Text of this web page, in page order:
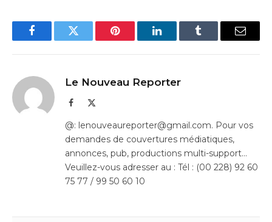
FacebookTwitter Pinterest LinkedInTumblr Email
Le Nouveau Reporter
Facebook
@: lenouveaureporter@gmail.com. Pour vos
demandes de couvertures médiatiques,
annonces, pub, productions multi-support…
Veuillez-vous adresser au : Tél : (00 228) 92 60
75 77 / 99 50 60 10